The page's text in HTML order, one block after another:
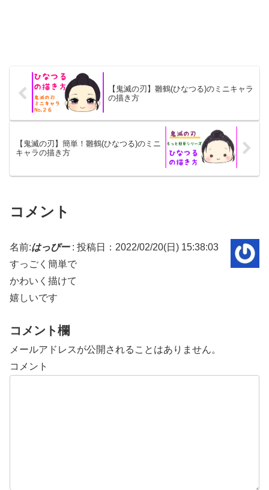
【鬼滅の刃】雛鶴(ひなつる)のミニキャラ
の描き方
【鬼滅の刃】簡単！雛鶴(ひなつる)のミニ
キャラの描き方
コメント
名前:はっぴー: 投稿日：2022/02/20(日) 15:38:03
すっごく簡単で
かわいく描けて
嬉しいです
コメント欄
メールアドレスが公開されることはありません。
コメント